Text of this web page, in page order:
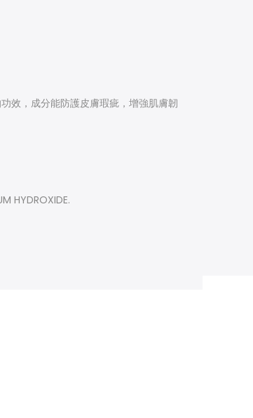
效，成分能防護皮膚瑕疵，增強肌膚韌
HYDROXIDE.